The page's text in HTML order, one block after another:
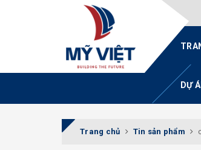
DỰ
Trang chủ Tin sản phẩm